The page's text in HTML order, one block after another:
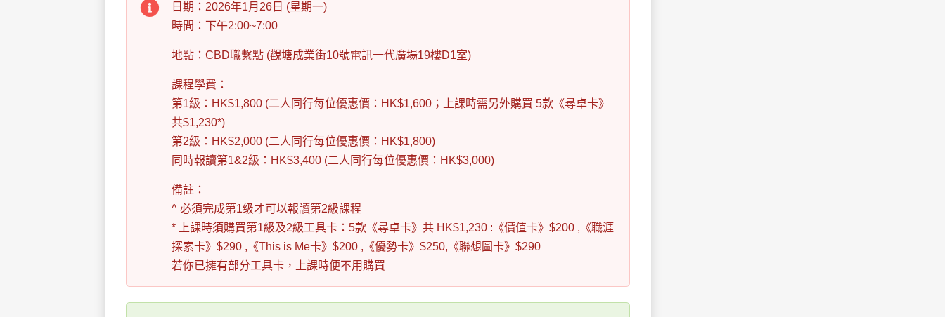
日期：2026年1月26日 (星期一)
時間：下午2:00~7:00
地點：CBD職繫點 (觀塘成業街10號電訊一代廣場19樓D1室)
課程學費：
第1級：HK$1,800 (二人同行每位優惠價：HK$1,600；上課時需另外購買 5款《尋卓卡》
共$1,230*)
第2級：HK$2,000 (二人同行每位優惠價：HK$1,800)
同時報讀第1&2級：HK$3,400 (二人同行每位優惠價：HK$3,000)
備註：
^ 必須完成第1级才可以報讀第2級課程
* 上課時須購買第1級及2級工具卡：5款《尋卓卡》共 HK$1,230 :《價值卡》$200 ,《職涯
探索卡》$290 ,《This is Me卡》$200 ,《優勢卡》$250,《聯想圖卡》$290
若你已擁有部分工具卡，上課時便不用購買